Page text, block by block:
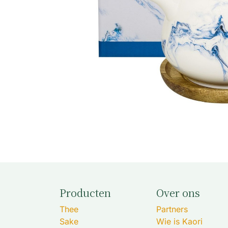
Producten
Thee
Sake
Over ons
Partners
Wie is Kaori